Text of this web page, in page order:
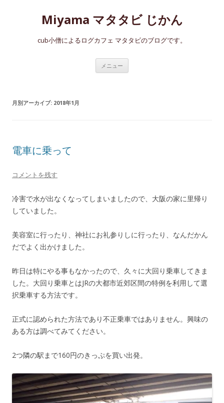
Miyama マタタビ じかん
cub小僧によるログカフェ マタタビのブログです。
メニュー
月別アーカイブ: 2018年1月
電車に乗って
コメントを残す
冷害で水が出なくなってしまいましたので、大阪の家に里帰り
していました。
美容室に行ったり、神社にお礼参りしに行ったり、なんだかん
だでよく出かけました。
昨日は特にやる事もなかったので、久々に大回り乗車してきま
した。大回り乗車とはJRの大都市近郊区間の特例を利用して選
択乗車する方法です。
正式に認められた方法であり不正乗車ではありません。興味の
ある方は調べてみてください。
2つ隣の駅まで160円のきっぷを買い出発。